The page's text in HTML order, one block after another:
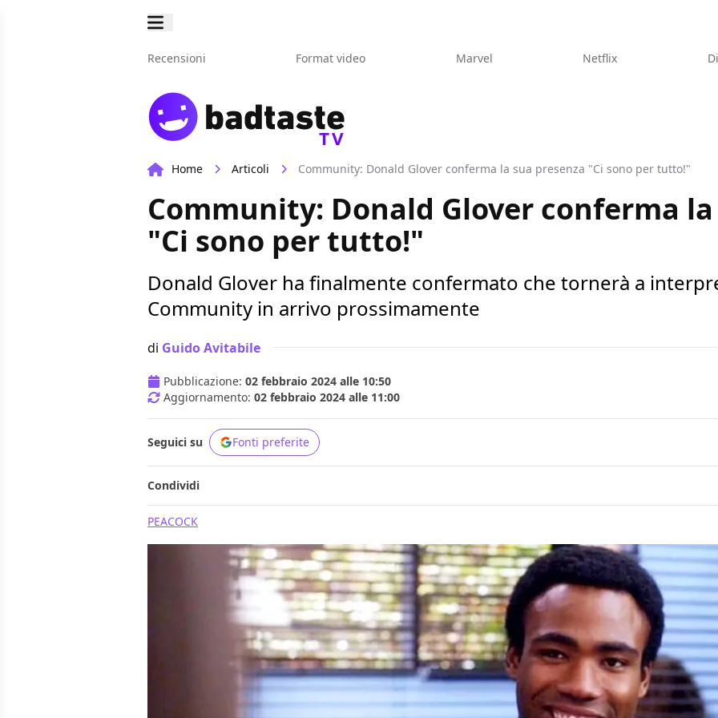
Recensioni Format video Marvel Netflix
TV
Home Articoli Community: Donald Glover conferma la sua presenza "Ci sono per tutto!"
Community: Donald Glover conferma
"Ci sono per tutto!"
Donald Glover ha finalmente confermato che tornerà a
Community in arrivo prossimamente
di Guido Avitabile
Pubblicazione: 02 febbraio 2024 alle 10:50
Aggiornamento: 02 febbraio 2024 alle 11:00
Seguici su Fonti preferite
Condividi
PEACOCK